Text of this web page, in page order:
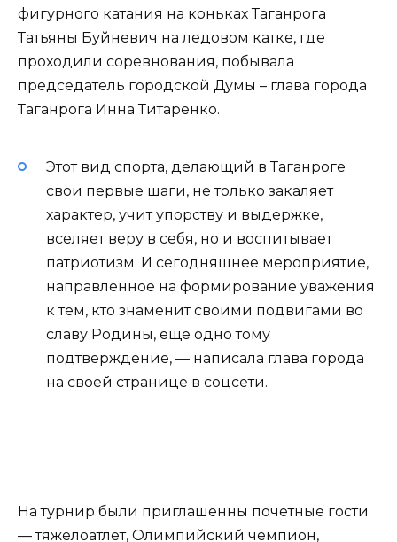
фигурного катания на коньках Таганрога
Татьяны Буйневич на ледовом катке, где
проходили соревнования, побывала
председатель городской Думы – глава города
Таганрога Инна Титаренко.
Этот вид спорта, делающий в Таганроге
свои первые шаги, не только закаляет
характер, учит упорству и выдержке,
вселяет веру в себя, но и воспитывает
патриотизм. И сегодняшнее мероприятие,
направленное на формирование уважения
к тем, кто знаменит своими подвигами во
славу Родины, ещё одно тому
подтверждение, — написала глава города
на своей странице в соцсети.
На турнир были приглашенны почетные гости
— тяжелоатлет, Олимпийский чемпион,